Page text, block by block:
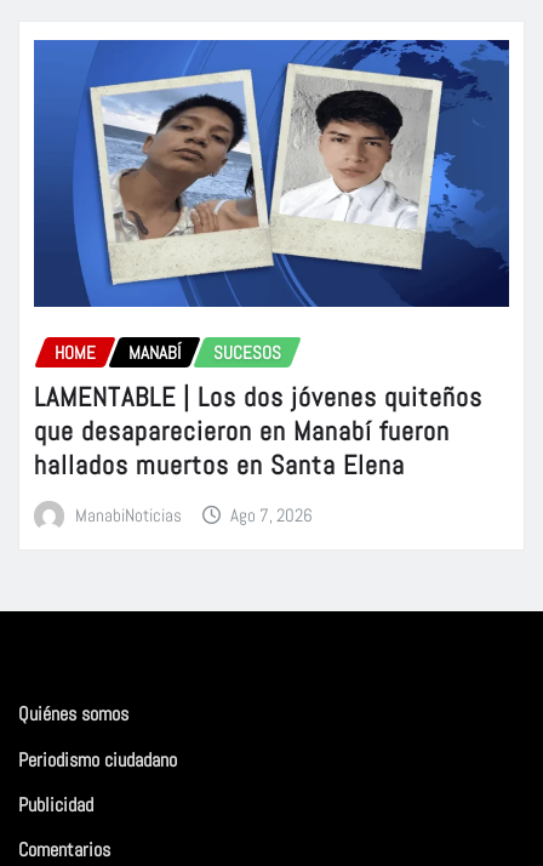
HOME MANABÍ SUCESOS
LAMENTABLE | Los dos jóvenes quiteños
que desaparecieron en Manabí fueron
hallados muertos en Santa Elena
ManabiNoticias Ago 7, 2026
Quiénes somos
Periodismo ciudadano
Publicidad
Comentarios